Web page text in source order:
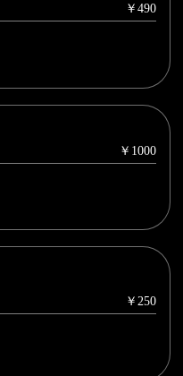
￥490
￥1000
￥250